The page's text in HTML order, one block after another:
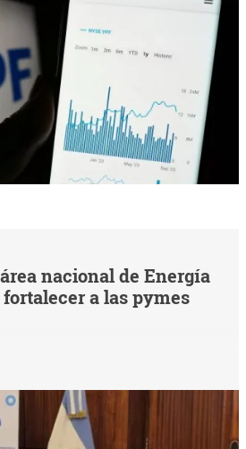
nacional de Energía
a las pymes